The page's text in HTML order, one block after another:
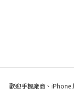
歡迎手機廠商、iPhone